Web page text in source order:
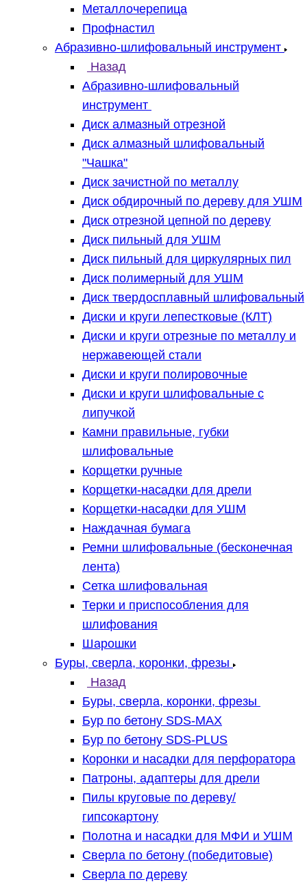
Металлочерепица
Профнастил
Абразивно-шлифовальный инструмент
Назад
Абразивно-шлифовальный
инструмент
Диск алмазный отрезной
Диск алмазный шлифовальный
"Чашка"
Диск зачистной по металлу
Диск обдирочный по дереву для УШМ
Диск отрезной цепной по дереву
Диск пильный для УШМ
Диск пильный для циркулярных пил
Диск полимерный для УШМ
Диск твердосплавный шлифовальный
Диски и круги лепестковые (КЛТ)
Диски и круги отрезные по металлу и
нержавеющей стали
Диски и круги полировочные
Диски и круги шлифовальные с
липучкой
Камни правильные, губки
шлифовальные
Корщетки ручные
Корщетки-насадки для дрели
Корщетки-насадки для УШМ
Наждачная бумага
Ремни шлифовальные (бесконечная
лента)
Сетка шлифовальная
Терки и приспособления для
шлифования
Шарошки
Буры, сверла, коронки, фрезы
Назад
Буры, сверла, коронки, фрезы
Бур по бетону SDS-MAX
Бур по бетону SDS-PLUS
Коронки и насадки для перфоратора
Патроны, адаптеры для дрели
Пилы круговые по дереву/
гипсокартону
Полотна и насадки для МФИ и УШМ
Сверла по бетону (победитовые)
Сверла по дереву